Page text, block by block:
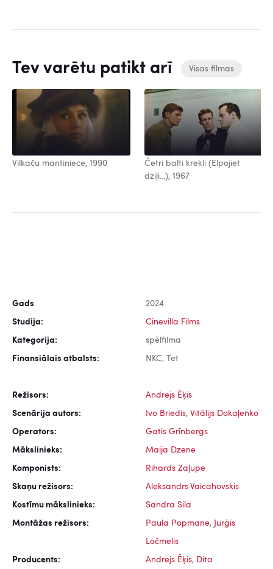
Tev varētu patikt arī Visas filmas
Vilkaču mantiniece, 1990
Četri balti krekli (Elpojiet
dziļi...), 1967
Gads 2024
Studija: Cinevilla Films
Kategorija: spēlfilma
Finansiālais atbalsts: NKC, Tet
Režisors: Andrejs Ēķis
Scenārija autors: Ivo Briedis, Vitālijs Dokaļenko
Operators: Gatis Grīnbergs
Mākslinieks: Maija Dzene
Komponists: Rihards Zaļupe
Skaņu režisors: Aleksandrs Vaicahovskis
Kostīmu mākslinieks: Sandra Sila
Montāžas režisors: Paula Popmane, Jurģis
Ločmelis
Producents: Andrejs Ēķis, Dita